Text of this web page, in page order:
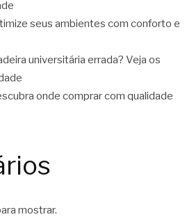
seus ambientes com conforto e
universitária errada? Veja os
onde comprar com qualidade
mostrar.